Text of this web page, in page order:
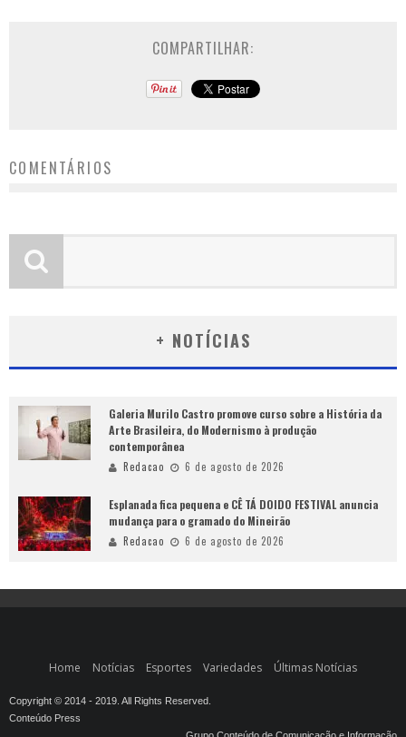
COMPARTILHAR:
COMENTÁRIOS
+ NOTÍCIAS
Galeria Murilo Castro promove curso sobre a História da
Arte Brasileira, do Modernismo à produção
contemporânea
Redacao 6 de agosto de 2026
Esplanada fica pequena e CÊ TÁ DOIDO FESTIVAL anuncia
mudança para o gramado do Mineirão
Redacao 6 de agosto de 2026
Home Notícias Esportes Variedades Últimas Notícias
Copyright © 2014 - 2019. All Rights Reserved.
Conteúdo Press